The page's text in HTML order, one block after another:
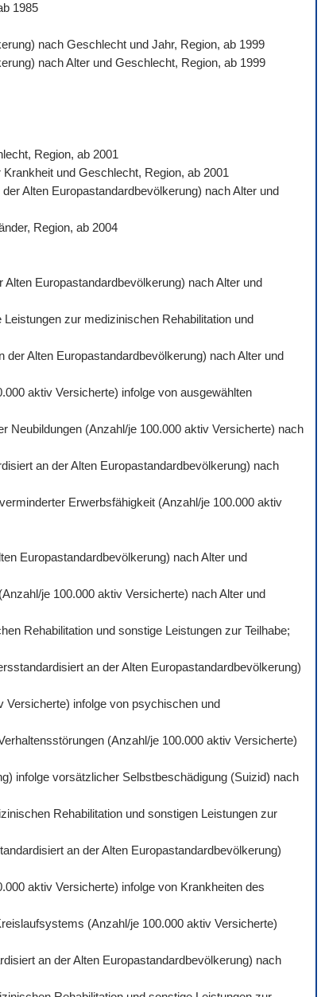
1985
nach Geschlecht und Jahr, Region, ab 1999
nach Alter und Geschlecht, Region, ab 1999
Region, ab 2001
und Geschlecht, Region, ab 2001
Alten Europastandardbevölkerung) nach Alter und
Region, ab 2004
Europastandardbevölkerung) nach Alter und
zur medizinischen Rehabilitation und
Alten Europastandardbevölkerung) nach Alter und
aktiv Versicherte) infolge von ausgewählten
Neubildungen (Anzahl/je 100.000 aktiv Versicherte) nach
an der Alten Europastandardbevölkerung) nach
Erwerbsfähigkeit (Anzahl/je 100.000 aktiv
Europastandardbevölkerung) nach Alter und
je 100.000 aktiv Versicherte) nach Alter und
Rehabilitation und sonstige Leistungen zur Teilhabe;
an der Alten Europastandardbevölkerung)
Versicherte) infolge von psychischen und
(Anzahl/je 100.000 aktiv Versicherte)
infolge vorsätzlicher Selbstbeschädigung (Suizid) nach
Rehabilitation und sonstigen Leistungen zur
an der Alten Europastandardbevölkerung)
aktiv Versicherte) infolge von Krankheiten des
(Anzahl/je 100.000 aktiv Versicherte)
an der Alten Europastandardbevölkerung) nach